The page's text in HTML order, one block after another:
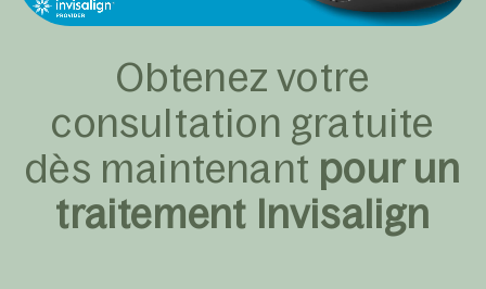
Obtenez votre
consultation gratuite
dès maintenant pour un
traitement Invisalign